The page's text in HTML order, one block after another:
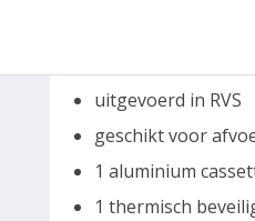
uitgevoerd in RVS
geschikt voor
1 aluminium
1 thermisch